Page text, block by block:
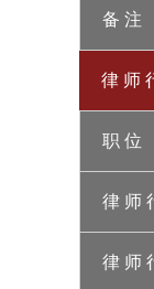
备 注
律 师
职 位
律 师
律 师